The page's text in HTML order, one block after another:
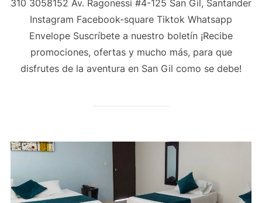
310 3058152 Av. Ragonessi #4-125 San Gil, Santander
Instagram Facebook-square Tiktok Whatsapp
Envelope Suscríbete a nuestro boletín ¡Recibe
promociones, ofertas y mucho más, para que
disfrutes de la aventura en San Gil como se debe!